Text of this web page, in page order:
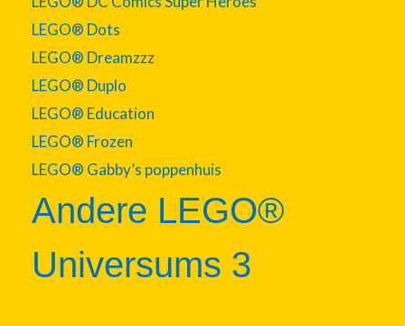
LEGO® Dots
LEGO® Dreamzzz
LEGO® Duplo
LEGO® Education
LEGO® Frozen
LEGO® Gabby’s poppenhuis
Andere LEGO®
Universums 3